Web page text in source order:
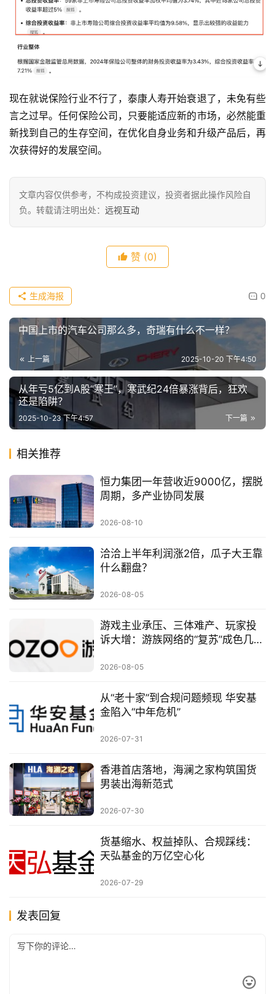
现在就说保险行业不行了，泰康人寿开始衰退了，未免有些
言之过早。任何保险公司，只要能适应新的市场，必然能重
新找到自己的生存空间，在优化自身业务和升级产品后，再
次获得好的发展空间。
文章内容仅供参考，不构成投资建议，投资者据此操作风险自
负。转载请注明出处： 远视互动
赞 (0)
0
生成海报
中国上市的汽车公司那么多，奇瑞有什么不一样？
上一篇 2025-10-20 下午4:50
从年亏5亿到A股“寒王”，寒武纪24倍暴涨背后，狂欢
还是陷阱？
下一篇
2025-10-23 下午4:57
相关推荐
恒力集团一年营收近9000亿，摆脱
周期，多产业协同发展
2026-08-10
洽洽上半年利润涨2倍，瓜子大王靠
什么翻盘？
2026-08-05
游戏主业承压、三体难产、玩家投
诉大增：游族网络的“复苏”成色几
2026-08-05
从“老十家”到合规问题频现 华安基
金陷入“中年危机”
2026-07-31
香港首店落地，海澜之家构筑国货
男装出海新范式
2026-07-30
货基缩水、权益掉队、合规踩线：
天弘基金的万亿空心化
2026-07-29
发表回复